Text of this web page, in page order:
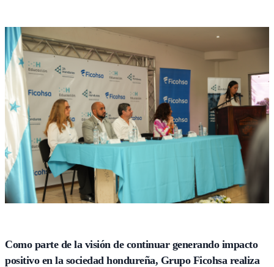
Como parte de la visión de continuar generando impacto
positivo en la sociedad hondureña, Grupo Ficohsa realiza